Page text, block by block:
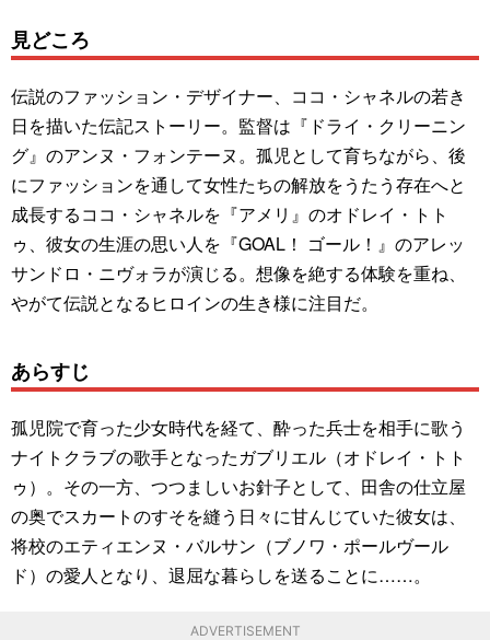
見どころ
伝説のファッション・デザイナー、ココ・シャネルの若き
日を描いた伝記ストーリー。監督は『ドライ・クリーニン
グ』のアンヌ・フォンテーヌ。孤児として育ちながら、後
にファッションを通して女性たちの解放をうたう存在へと
成長するココ・シャネルを『アメリ』のオドレイ・トト
ゥ、彼女の生涯の思い人を『GOAL！ ゴール！』のアレッ
サンドロ・ニヴォラが演じる。想像を絶する体験を重ね、
やがて伝説となるヒロインの生き様に注目だ。
あらすじ
孤児院で育った少女時代を経て、酔った兵士を相手に歌う
ナイトクラブの歌手となったガブリエル（オドレイ・トト
ゥ）。その一方、つつましいお針子として、田舎の仕立屋
の奥でスカートのすそを縫う日々に甘んじていた彼女は、
将校のエティエンヌ・バルサン（ブノワ・ポールヴール
ド）の愛人となり、退屈な暮らしを送ることに……。
ADVERTISEMENT